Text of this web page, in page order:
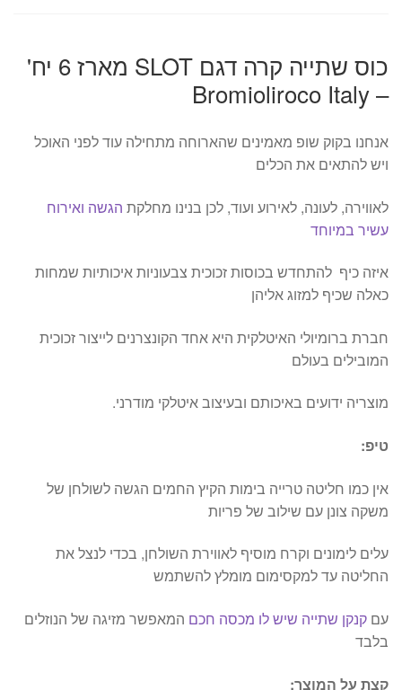
כוס שתייה קרה דגם SLOT מארז 6 יח'
– Bromioliroco Italy
אנחנו בקוק שופ מאמינים שהארוחה מתחילה עוד לפני האוכל
ויש להתאים את הכלים
לאווירה, לעונה, לאירוע ועוד, לכן בנינו מחלקת הגשה ואירוח
עשיר במיוחד
איזה כיף להתחדש בכוסות זכוכית צבעוניות איכותיות שמחות
כאלה שכיף למזוג אליהן
חברת ברומיולי האיטלקית היא אחד הקונצרנים לייצור זכוכית
המובילים בעולם
מוצריה ידועים באיכותם ובעיצוב איטלקי מודרני.
טיפ:
אין כמו חליטה טרייה בימות הקיץ החמים הגשה לשולחן של
משקה צונן עם שילוב של פריות
עלים לימונים וקרח מוסיף לאווירת השולחן, בכדי לנצל את
החליטה עד למקסימום מומלץ להשתמש
עם קנקן שתייה שיש לו מכסה חכם המאפשר מזיגה של הנוזלים
בלבד
קצת על המוצר: